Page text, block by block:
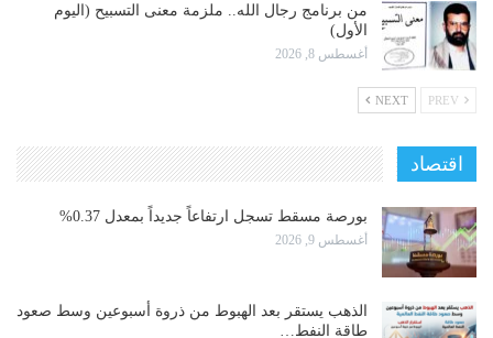
من برنامج رجال الله.. ملزمة معنى التسبيح (اليوم
الأول)
أغسطس 8, 2026
NEXT
اقتصاد
بورصة مسقط تسجل ارتفاعاً جديداً بمعدل 0.37%
أغسطس 9, 2026
الذهب يستقر بعد الهبوط من ذروة أسبوعين وسط صعود
طاقة النفط…